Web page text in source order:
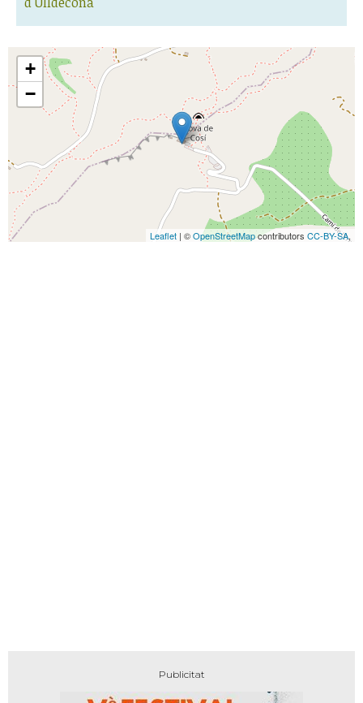
+
−
Leaflet | ©OpenStreetMapcontributors CC-BY-SA,